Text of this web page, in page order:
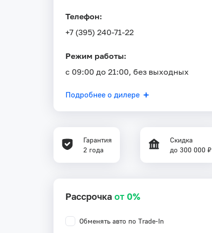
Телефон:
+7 (395) 240-71-22
Режим работы:
с 09:00 до 21:00, без выходных
Подробнее о дилере
Гарантия
2 года
Скидка
до 300 000 ₽
Рассрочка от 0%
Обменять авто по Trade-In